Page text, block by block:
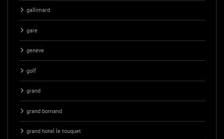
gallimard
gare
geneve
golf
grand
grand bornand
grand hotel le touquet